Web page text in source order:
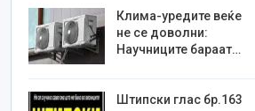
Клима-уредите веќе
не се доволни:
Научниците бараат…
Штипски глас бр.163